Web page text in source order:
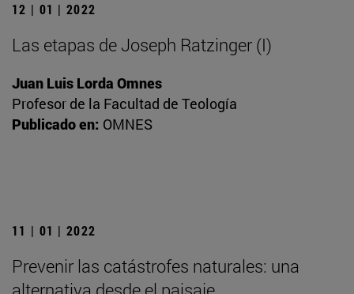
12 | 01 | 2022
Las etapas de Joseph Ratzinger (I)
Juan Luis Lorda Omnes
Profesor de la Facultad de Teología
Publicado en: OMNES
11 | 01 | 2022
Prevenir las catástrofes naturales: una